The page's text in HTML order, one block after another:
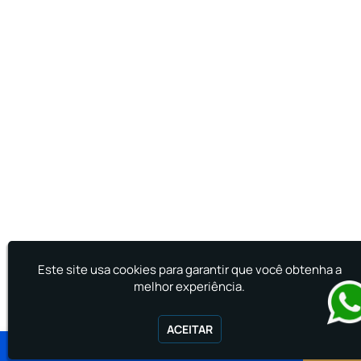
Este site usa cookies para garantir que você obtenha a
melhor experiência.
ACEITAR